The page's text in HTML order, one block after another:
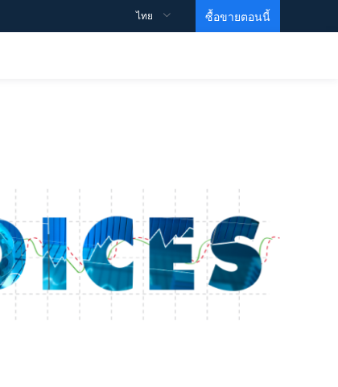
ไทย ซื้อขายตอนนี้
บัญชีซื้อขาย
บัญชี ECN
บัญชีเลเวอเรจสูง
บัญชีอิสลาม
ข้อมูล
ความเคลื่อนไหวของดัชนี
คำสั่งซื้อขายของธนาคารเพื่อการลงทุน
Gold ETF
EIA Crude Oil
MARTIN VIDEO
หน่วยการสร้างพื้นฐาน
ระดับ 1
ระดับ 2
วิธีทำกำไร？
คำถามที่พบบ่อย
ข้อตกลงและเงื่อนไข